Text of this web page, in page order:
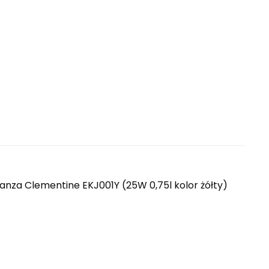
Clementine EKJ001Y (25W 0,75l kolor żółty)